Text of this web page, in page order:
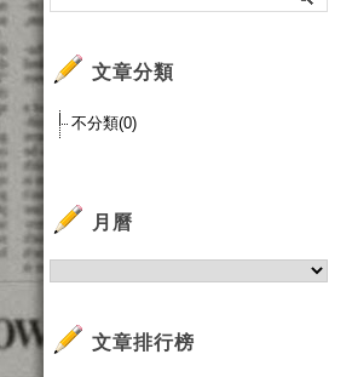
文章分類
不分類(0)
月曆
文章排行榜